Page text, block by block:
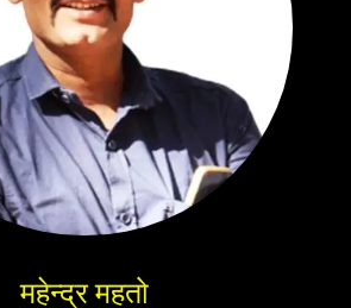
महेन्द्र महतो